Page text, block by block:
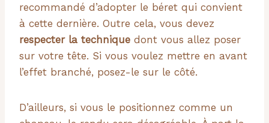
recommandé d’adopter le béret qui convient
à cette dernière. Outre cela, vous devez
respecter la technique dont vous allez poser
sur votre tête. Si vous voulez mettre en avant
l’effet branché, posez-le sur le côté.
D’ailleurs, si vous le positionnez comme un